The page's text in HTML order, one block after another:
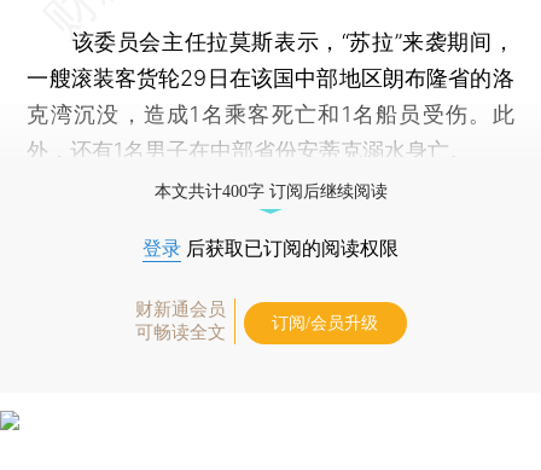
该委员会主任拉莫斯表示，“苏拉”来袭期间，
一艘滚装客货轮29日在该国中部地区朗布隆省的洛
克湾沉没，造成1名乘客死亡和1名船员受伤。此
外，还有1名男子在中部省份安蒂克溺水身亡。
本文共计400字 订阅后继续阅读
登录 后获取已订阅的阅读权限
财新通会员
可畅读全文
订阅/会员升级